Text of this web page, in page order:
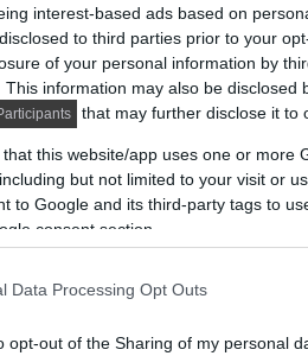
interest-based ads based on
to third parties prior to your
of your personal information by
This information may also be disclosed
that may further disclose it to
this website/app uses one or more
but not limited to your visit or
to Google and its third-party tags to
consent section.
Data Processing Opt Outs
opt-out of the Sharing of my personal
kell hozzáértő
beüzemeléshez
De nagyon gyakran már ott
sokféle hasznos, innovatív
milyen berendezéseket kell
vadonatúj, és a
szánt épület gépészeti